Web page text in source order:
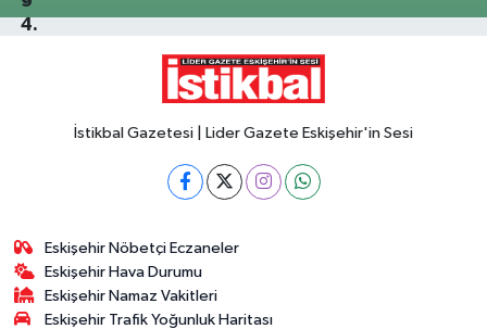
İstikbal Gazetesi | Lider Gazete Eskişehir'in Sesi
Eskişehir Nöbetçi Eczaneler
Eskişehir Hava Durumu
Eskişehir Namaz Vakitleri
Eskişehir Trafik Yoğunluk Haritası